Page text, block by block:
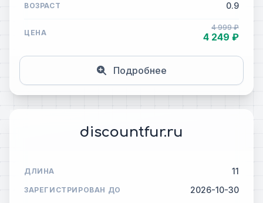
ВОЗРАСТ 0.9
ЦЕНА
4 999 ₽
4 249 ₽
Подробнее
discountfur.ru
ДЛИНА 11
ЗАРЕГИСТРИРОВАН ДО 2026-10-30